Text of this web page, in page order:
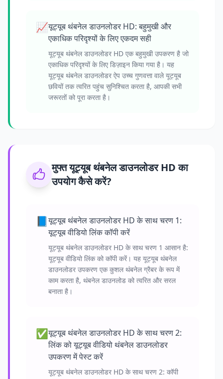
📈यूट्यूब थंबनेल डाउनलोडर HD: बहुमुखी और
एकाधिक परिदृश्यों के लिए एकदम सही
यूट्यूब थंबनेल डाउनलोडर HD एक बहुमुखी उपकरण है जो
एकाधिक परिदृश्यों के लिए डिज़ाइन किया गया है। यह
यूट्यूब थंबनेल डाउनलोडर ऐप उच्च गुणवत्ता वाले यूट्यूब
छवियों तक त्वरित पहुंच सुनिश्चित करता है, आपकी सभी
जरूरतों को पूरा करता है।
मुफ्त यूट्यूब थंबनेल डाउनलोडर HD का
उपयोग कैसे करें?
📘यूट्यूब थंबनेल डाउनलोडर HD के साथ चरण 1:
यूट्यूब वीडियो लिंक कॉपी करें
यूट्यूब थंबनेल डाउनलोडर HD के साथ चरण 1 आसान है:
यूट्यूब वीडियो लिंक को कॉपी करें। यह यूट्यूब थंबनेल
डाउनलोडर उपकरण एक कुशल थंबनेल ग्रैबर के रूप में
काम करता है, थंबनेल डाउनलोड को त्वरित और सरल
बनाता है।
✅यूट्यूब थंबनेल डाउनलोडर HD के साथ चरण 2:
लिंक को यूट्यूब वीडियो थंबनेल डाउनलोडर
उपकरण में पेस्ट करें
यूट्यूब थंबनेल डाउनलोडर HD के साथ चरण 2: कॉपी